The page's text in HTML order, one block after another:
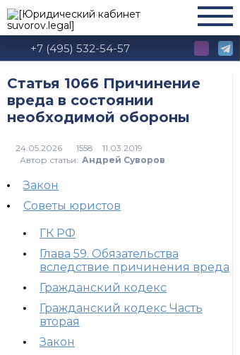
+7 (495) 532-54-57
Статья 1066 Причинение
вреда в состоянии
необходимой обороны
1558
Автор статьи: Андрей Суворов
Закон
Советы юристов
ГК РФ
Глава 59. Обязательства
вследствие причинения вреда
Гражданский кодекс
Гражданский кодекс Часть
вторая
Закон